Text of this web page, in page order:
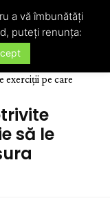
exerciții pe care
să le
a vă îmbunătăți
puteți renunța: